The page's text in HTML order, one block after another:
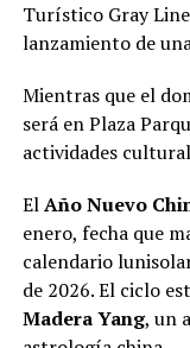
Turístico Gray
lanzamiento de
Mientras que el
será en Plaza
actividades
ElAño Nuevo
enero, fecha que
calendario
de 2026. El ciclo
Madera Yang, un